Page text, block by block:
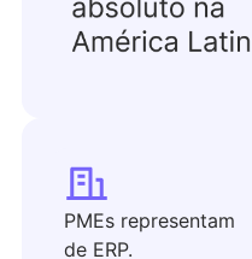
PMEs representam
de ERP.